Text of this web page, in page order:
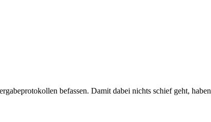
befassen. Damit dabei nichts schief geht,